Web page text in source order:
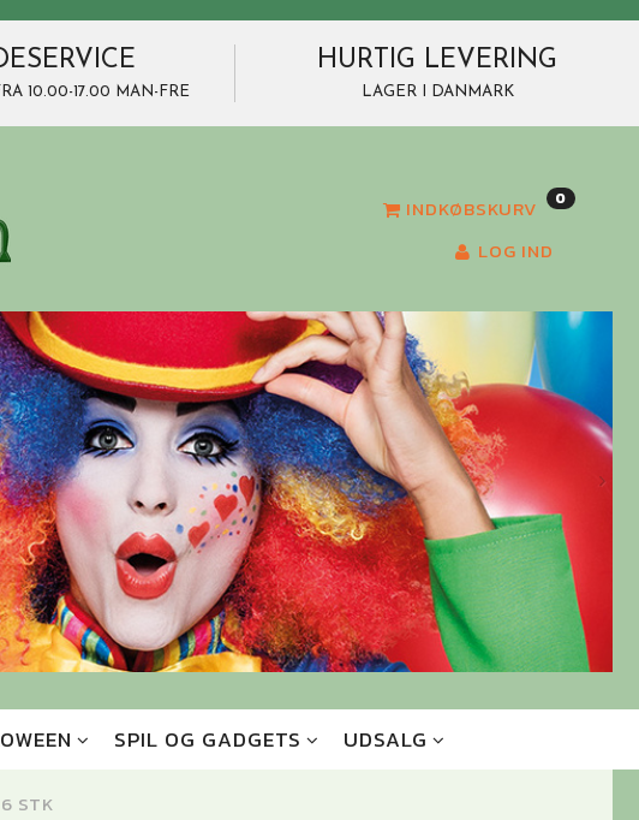
10.00-17.00 MAN-FRE
HURTIG LEVERING
LAGER I DANMARK
INDKØBSKURV 0
LOG IND
SPIL OG GADGETS UDSALG
STK